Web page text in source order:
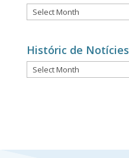
Histórico
de
Históric de Notícies
Históric
de